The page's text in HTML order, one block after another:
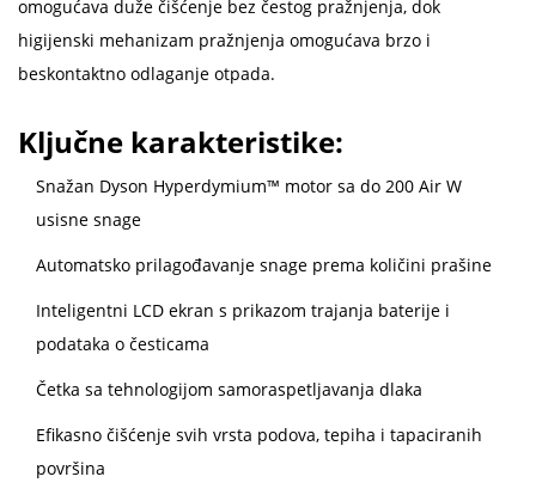
omogućava duže čišćenje bez čestog pražnjenja, dok
higijenski mehanizam pražnjenja omogućava brzo i
beskontaktno odlaganje otpada.
Ključne karakteristike:
Snažan Dyson Hyperdymium™ motor sa do 200 Air W
usisne snage
Automatsko prilagođavanje snage prema količini prašine
Inteligentni LCD ekran s prikazom trajanja baterije i
podataka o česticama
Četka sa tehnologijom samoraspetljavanja dlaka
Efikasno čišćenje svih vrsta podova, tepiha i tapaciranih
površina